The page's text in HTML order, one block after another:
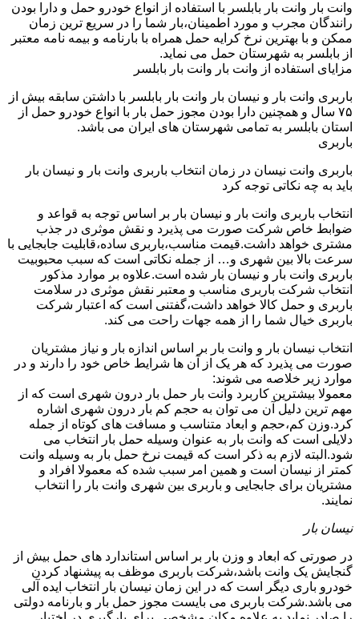
وانت بار وانت بار بابلسر با استفاده از انواع خودرو حمل و دارا بودن
رانندگان مجرب و مورد اطمینان،بار شما را در سریع ترین زمان
ممکن و با بهترین نرخ کرایه حمل همراه با بارنامه و بیمه نامه معتبر
از بابلسر به شهرستان حمل می نماید.
مزایای استفاده از وانت بار وانت بار بابلسر
باربری وانت بار و نیسان بار وانت بار بابلسر با داشتن سابقه بیش از
۷۵ سال و همچنین دارا بودن مجوز حمل بار با انواع خودرو حمل از
استان بابلسر به تمامی شهرستان های ایران می باشد.
باربری
باربری وانت نیسان در زمان انتخاب باربری وانت بار و نیسان بار
باید به چه نکاتی توجه کرد
انتخاب باربری وانت بار و نیسان بار بر اساس توجه به قواعد و
ضوابط خاص شرکت صورت می پذیرد و نقش موثری در جذب
مشتری خواهد داشت.قیمت مناسب،باربری ساده،قابلیت جابجایی با
سرعت بالا بین شهری و… از جمله نکاتی است که سبب محبوبیت
باربری وانت بار و نیسان بار شده است.علاوه بر موارد مذکور
انتخاب شرکت باربری مناسب و معتبر نقش موثری در سلامت
باربری و حمل کالا خواهد داشت،گفتنی است که اعتبار شرکت
باربری خیال شما را از همه جهات راحت می کند.
انتخاب نیسان بار و وانت بار بر اساس اندازه بار و نیاز مشتریان
صورت می پذیرد که هر یک از آن ها شرایط خاص خود را دارند و در
موارد زیر خلاصه می شوند:
معمولا بیشترین کاربرد وانت بار حمل بار درون شهری است که از
مهم ترین دلیل آن می توان به حجم کم بار درون شهری اشاره
کرد.وزن کم،حجم و ابعاد متناسب و مسافت های کوتاه از جمله
دلایلی است که وانت بار به عنوان وسیله حمل بار انتخاب می
شود.البته لازم به ذکر است که قیمت نرخ حمل بار به وسیله وانت
کمتر از نیسان است و همین امر سبب شده که معمولا افراد و
مشتریان برای جابجایی و باربری بین شهری وانت بار را انتخاب
نمایند.
نیسان بار
در صورتی که ابعاد و وزن بار بر اساس استاندارد های حمل بیش از
گنجایش یک وانت باشد،شرکت باربری موظف به پیشنهاد کردن
خودرو باری دیگر است که در این زمان نیسان بار انتخاب ایده آلی
می باشد.شرکت باربری می بایست مجوز حمل بار و بارنامه دولتی